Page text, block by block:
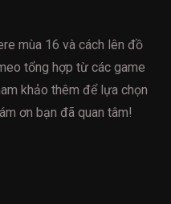
mùa 16 và cách lên đồ
tổng hợp từ các game
khảo thêm để lựa chọn
ơn bạn đã quan tâm!